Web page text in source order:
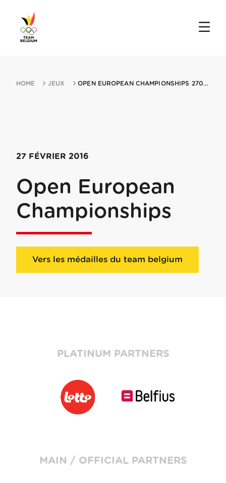
HOME JEUX OPEN EUROPEAN CHAMPIONSHIPS 27022016 TYUMEN
27 FÉVRIER 2016
Open European
Championships
Vers les médailles du team belgium
PLATINUM PARTNERS
MAIN / OFFICIAL PARTNERS